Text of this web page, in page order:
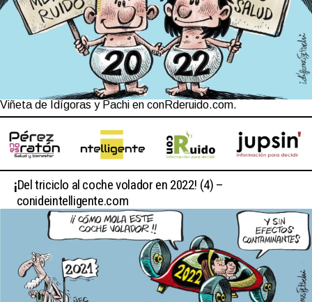
Viñeta de Idígoras y Pachi en conRderuido.com.
¡Del triciclo al coche volador en 2022! (4) –
conideintelligente.com